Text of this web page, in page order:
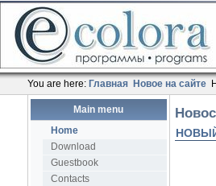
You are here: Главная Новое на сайте
Main menu
Home
Download
Guestbook
Contacts
НОВЫЙ